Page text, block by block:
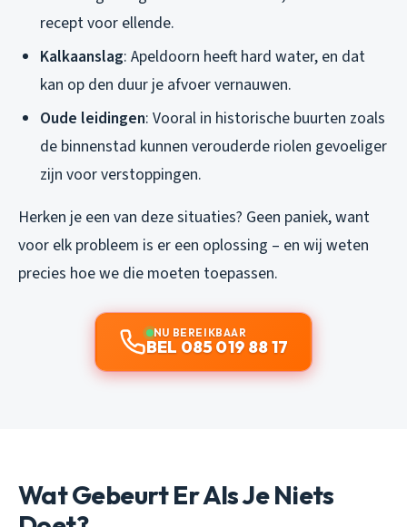
recept voor ellende.
Kalkaanslag: Apeldoorn heeft hard water, en dat
kan op den duur je afvoer vernauwen.
Oude leidingen: Vooral in historische buurten zoals
de binnenstad kunnen verouderde riolen gevoeliger
zijn voor verstoppingen.
Herken je een van deze situaties? Geen paniek, want
voor elk probleem is er een oplossing – en wij weten
precies hoe we die moeten toepassen.
NU BEREIKBAAR
BEL 085 019 88 17
Wat Gebeurt Er Als Je Niets